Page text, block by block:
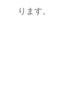
ります。